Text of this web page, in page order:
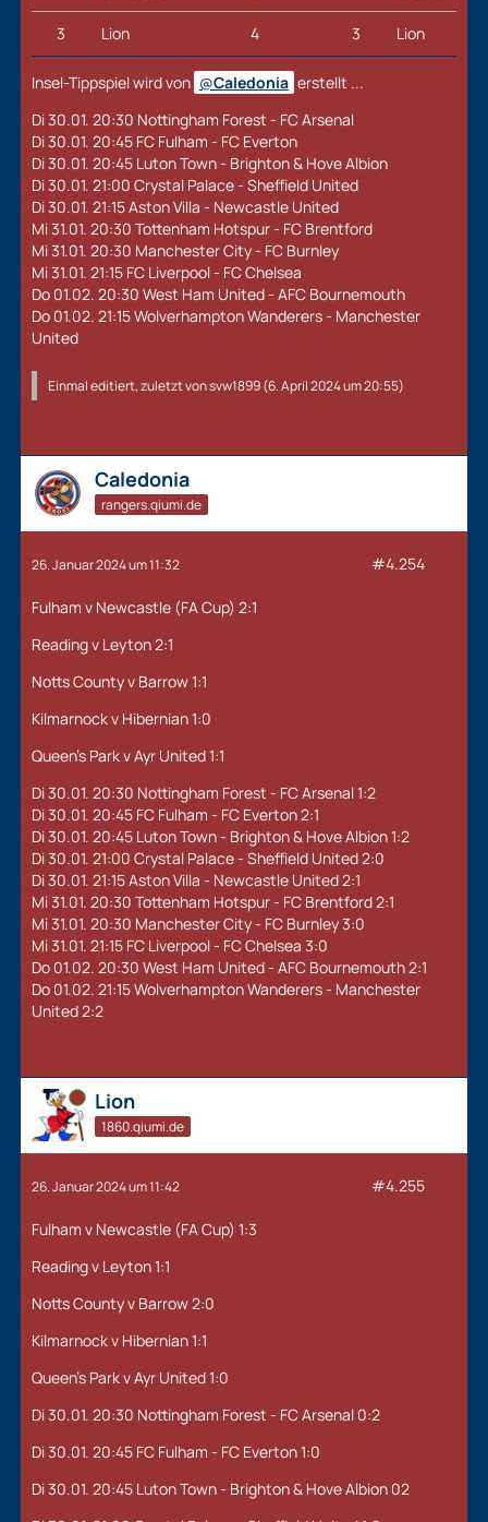
3 Lion 4 3 Lion
Insel-Tippspiel wird von Caledonia erstellt ...
Di 30.01. 20:30 Nottingham Forest - FC Arsenal
Di 30.01. 20:45 FC Fulham - FC Everton
Di 30.01. 20:45 Luton Town - Brighton & Hove Albion
Di 30.01. 21:00 Crystal Palace - Sheffield United
Di 30.01. 21:15 Aston Villa - Newcastle United
Mi 31.01. 20:30 Tottenham Hotspur - FC Brentford
Mi 31.01. 20:30 Manchester City - FC Burnley
Mi 31.01. 21:15 FC Liverpool - FC Chelsea
Do 01.02. 20:30 West Ham United - AFC Bournemouth
Do 01.02. 21:15 Wolverhampton Wanderers - Manchester
United
Einmal editiert, zuletzt vonsvw1899(6. April 2024 um 20:55)
Caledonia
rangers.qiumi.de
26. Januar 2024 um 11:32 #4.254
Fulham v Newcastle (FA Cup) 2:1
Reading v Leyton 2:1
Notts County v Barrow 1:1
Kilmarnock v Hibernian 1:0
Queen's Park v Ayr United 1:1
Di 30.01. 20:30 Nottingham Forest - FC Arsenal 1:2
Di 30.01. 20:45 FC Fulham - FC Everton 2:1
Di 30.01. 20:45 Luton Town - Brighton & Hove Albion 1:2
Di 30.01. 21:00 Crystal Palace - Sheffield United 2:0
Di 30.01. 21:15 Aston Villa - Newcastle United 2:1
Mi 31.01. 20:30 Tottenham Hotspur - FC Brentford 2:1
Mi 31.01. 20:30 Manchester City - FC Burnley 3:0
Mi 31.01. 21:15 FC Liverpool - FC Chelsea 3:0
Do 01.02. 20:30 West Ham United - AFC Bournemouth 2:1
Do 01.02. 21:15 Wolverhampton Wanderers - Manchester
United 2:2
Online Lion
1860.qiumi.de
26. Januar 2024 um 11:42 #4.255
Fulham v Newcastle (FA Cup) 1:3
Reading v Leyton 1:1
Notts County v Barrow 2:0
Kilmarnock v Hibernian 1:1
Queen's Park v Ayr United 1:0
Di 30.01. 20:30 Nottingham Forest - FC Arsenal 0:2
Di 30.01. 20:45 FC Fulham - FC Everton 1:0
Di 30.01. 20:45 Luton Town - Brighton & Hove Albion 02